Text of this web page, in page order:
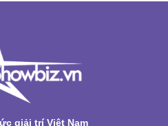
giải trí Việt Nam